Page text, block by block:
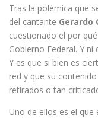
Tras la polémica que
del cantante Gerardo
cuestionado el por
Gobierno Federal. Y
Y es que si bien es
red y que su
retirados o tan
Uno de ellos es el